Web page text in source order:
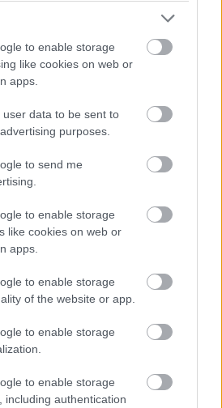
to enable storage
like cookies on web or
apps.
user data to be sent to
purposes.
to send me
to enable storage
like cookies on web or
apps.
to enable storage
of the website or app.
to enable storage
to enable storage
including authentication
című folyóiratban.
a Nemzetközi Elektromágneses
amelyet az Egészségügyi
kezdeményezett, hogy
és objektív válaszokat
kapcsolatos
tartó kérdésekre.
következő szakaszában
kívánnak tanulmányozni, és azt
sugárzás hogyan hathat az
a finanszírozást.
Így formálják a 2026-os
a magas órabér,